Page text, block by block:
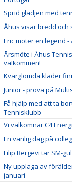
Sprid glädjen med
Åhus visar bredd och
Eric möter en legend -
Årsmöte i Åhus
välkommen!
Kvarglömda kläder
Junior - prova på
Få hjälp med att ta
Tennisklubb
Vi välkomnar C4
En vanlig dag på
Filip Bergevi tar SM-
Ny upplaga av
januari